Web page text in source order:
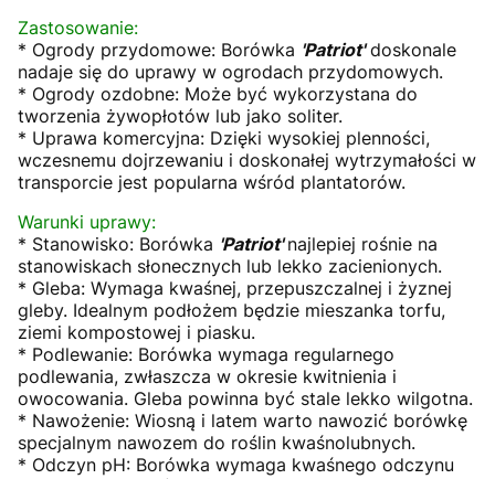
Zastosowanie:
* Ogrody przydomowe: Borówka 'Patriot'doskonale
nadaje się do uprawy w ogrodach przydomowych.
* Ogrody ozdobne: Może być wykorzystana do
tworzenia żywopłotów lub jako soliter.
* Uprawa komercyjna: Dzięki wysokiej plenności,
wczesnemu dojrzewaniu i doskonałej wytrzymałości w
transporcie jest popularna wśród plantatorów.
Warunki uprawy:
* Stanowisko: Borówka 'Patriot'najlepiej rośnie na
stanowiskach słonecznych lub lekko zacienionych.
* Gleba: Wymaga kwaśnej, przepuszczalnej i żyznej
gleby. Idealnym podłożem będzie mieszanka torfu,
ziemi kompostowej i piasku.
* Podlewanie: Borówka wymaga regularnego
podlewania, zwłaszcza w okresie kwitnienia i
owocowania. Gleba powinna być stale lekko wilgotna.
* Nawożenie: Wiosną i latem warto nawozić borówkę
specjalnym nawozem do roślin kwaśnolubnych.
* Odczyn pH: Borówka wymaga kwaśnego odczynu